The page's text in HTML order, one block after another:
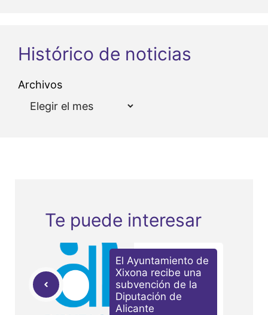
Histórico de noticias
Archivos
Te puede interesar
El Ayuntamiento de
Xixona recibe una
subvención de la
Diputación de
Alicante